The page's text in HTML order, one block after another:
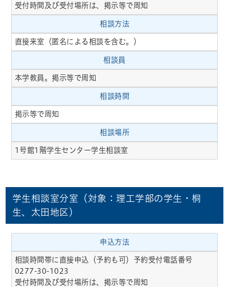
受付時間及び受付場所は、掲示等で周知
相談方法
直接来室（匿名による相談を含む。）
相談員
本学教員。掲示等で周知
相談時間
掲示等で周知
相談場所
1号館1階学生センター学生相談室
学生相談室分室（対象：理工学部の学生・桐
生、太田地区）
申込方法
相談時間帯に直接申込（予約も可）予約受付電話番号
0277-30-1023
受付時間及び受付場所は、掲示等で周知